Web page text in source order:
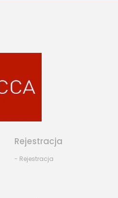
Rejestracja
- Rejestracja